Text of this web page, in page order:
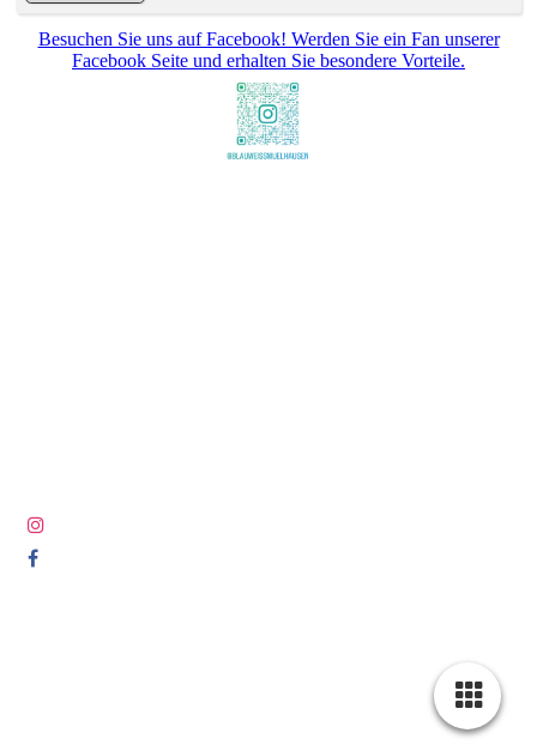
Besuchen Sie uns auf Facebook! Werden Sie ein Fan unserer
Facebook Seite und erhalten Sie besondere Vorteile.